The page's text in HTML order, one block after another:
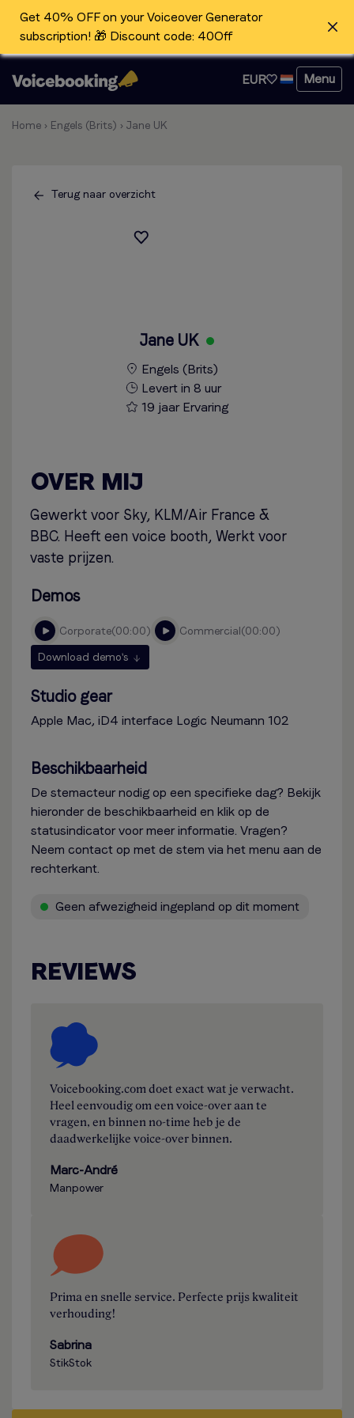
Get 40% OFF on your Voiceover Generator
subscription! 🎁 Discount code: 40Off
EUR Menu
Home › Engels (Brits) › Jane UK
Terug naar overzicht
Jane UK
Engels (Brits)
Levert in 8 uur
19 jaar Ervaring
OVER MIJ
Gewerkt voor Sky, KLM/Air France &
BBC. Heeft een voice booth, Werkt voor
vaste prijzen.
Demos
corporate 00:00 commercial 00:00
Download demo's
Studio gear
Apple Mac, iD4 interface Logic Neumann 102
Beschikbaarheid
De stemacteur nodig op een specifieke dag? Bekijk
hieronder de beschikbaarheid en klik op de
statusindicator voor meer informatie. Vragen?
Neem contact op met de stem via het menu aan de
rechterkant.
Geen afwezigheid ingepland op dit moment
REVIEWS
Voicebooking.com doet exact wat je verwacht.
Heel eenvoudig om een voice-over aan te
vragen, en binnen no-time heb je de
daadwerkelijke voice-over binnen.
Marc-André
Manpower
Prima en snelle service. Perfecte prijs kwaliteit
verhouding!
Sabrina
StikStok